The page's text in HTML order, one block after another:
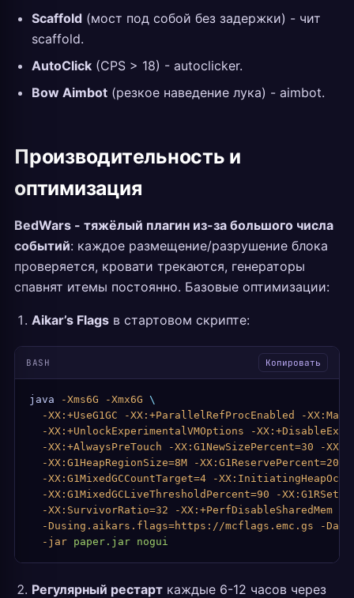
Scaffold (мост под собой без задержки) - чит
scaffold.
AutoClick (CPS > 18) - autoclicker.
Bow Aimbot (резкое наведение лука) - aimbot.
Производительность и
оптимизация
BedWars - тяжёлый плагин из-за большого числа
событий: каждое размещение/разрушение блока
проверяется, кровати трекаются, генераторы
спавнят итемы постоянно. Базовые оптимизации:
Aikar’s Flags в стартовом скрипте:
BASH Копировать
java -Xms6G -Xmx6G \
  -XX:+UseG1GC
-XX:+ParallelRefProcEnabled
-
  -XX:+UnlockExperimentalVMOptions
-
  -XX:+AlwaysPreTouch
-XX:G1NewSizePercent=30 -
  -XX:G1HeapRegionSize=8M
-XX:G1ReservePercent=20
  -XX:G1MixedGCCountTarget=4
-
  -XX:G1MixedGCLiveThresholdPercent=90
-
  -XX:SurvivorRatio=32
-XX:+PerfDisableSharedMem
  -Dusing.aikars.flags=https://mcflags.emc.gs
-
  -jar
paper.jar nogui
Регулярный рестарт каждые 6-12 часов через